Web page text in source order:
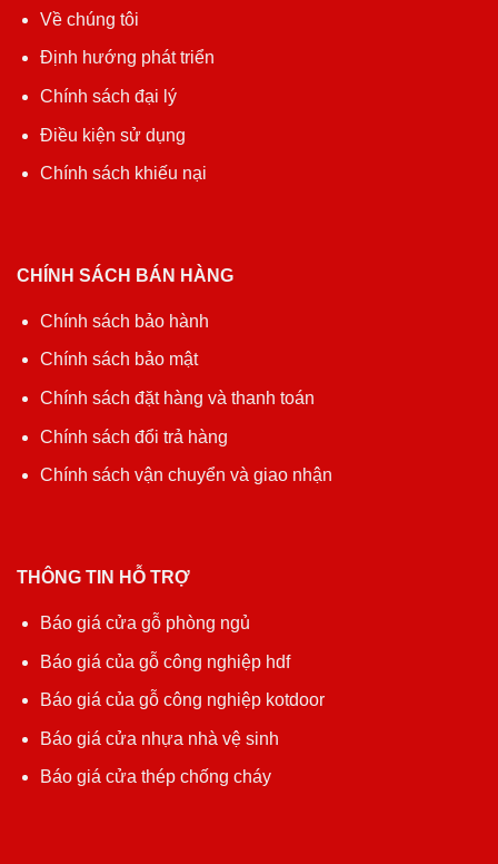
Về chúng tôi
Định hướng phát triển
Chính sách đại lý
Điều kiện sử dụng
Chính sách khiếu nại
CHÍNH SÁCH BÁN HÀNG
Chính sách bảo hành
Chính sách bảo mật
Chính sách đặt hàng và thanh toán
Chính sách đổi trả hàng
Chính sách vận chuyển và giao nhận
THÔNG TIN HỖ TRỢ
Báo giá cửa gỗ phòng ngủ
Báo giá của gỗ công nghiệp hdf
Báo giá của gỗ công nghiệp kotdoor
Báo giá cửa nhựa nhà vệ sinh
Báo giá cửa thép chống cháy